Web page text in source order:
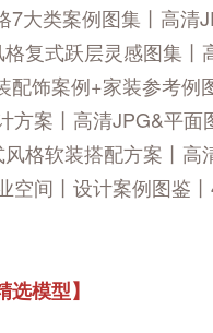
7大类案例图集丨高清
格复式跃层灵感图集丨
配饰案例+家装参考例
方案丨高清JPG&平面
风格软装搭配方案丨高
空间丨设计案例图鉴
模型】